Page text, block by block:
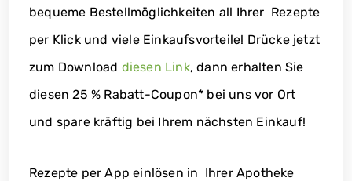
bequeme Bestellmöglichkeiten all Ihrer Rezepte
per Klick und viele Einkaufsvorteile! Drücke jetzt
zum Download diesen Link, dann erhalten Sie
diesen 25 % Rabatt-Coupon* bei uns vor Ort
und spare kräftig bei Ihrem nächsten Einkauf!
Rezepte per App einlösen in Ihrer Apotheke